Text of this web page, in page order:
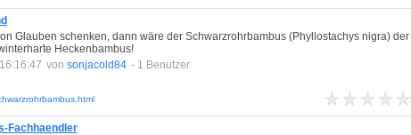
Glauben schenken, dann wäre der Schwarzrohrbambus (Phyllostachys nigra) der
Heckenbambus!
von sonjacold84 - 1 Benutzer
Fachhaendler